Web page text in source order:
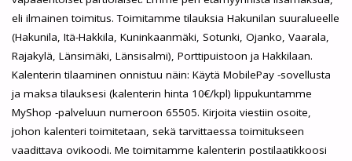
eli ilmainen toimitus. Toimitamme tilauksia Hakunilan suuralueelle
(Hakunila, Itä-Hakkila, Kuninkaanmäki, Sotunki, Ojanko, Vaarala,
Rajakylä, Länsimäki, Länsisalmi), Porttipuistoon ja Hakkilaan.
Kalenterin tilaaminen onnistuu näin: Käytä MobilePay -sovellusta
ja maksa tilauksesi (kalenterin hinta 10€/kpl) lippukuntamme
MyShop -palveluun numeroon 65505. Kirjoita viestiin osoite,
johon kalenteri toimitetaan, sekä tarvittaessa toimitukseen
vaadittava ovikoodi. Me toimitamme kalenterin postilaatikkoosi